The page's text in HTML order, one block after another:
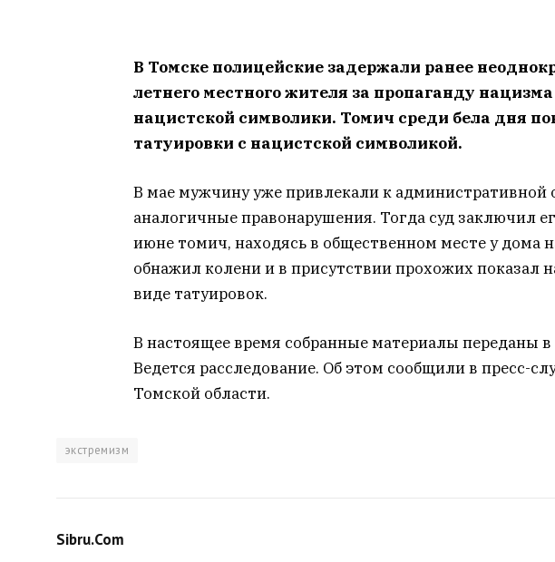
В Томске полицейские задержали ранее
летнего местного жителя за пропаганду
нацистской символики. Томич среди бела дня
татуировки с нацистской символикой.
В мае мужчину уже привлекали к административной
аналогичные правонарушения. Тогда суд заключил
июне томич, находясь в общественном месте у дома
обнажил колени и в присутствии прохожих показал
виде татуировок.
В настоящее время собранные материалы переданы
Ведется расследование. Об этом сообщили в пресс-
Томской области.
экстремизм
Sibru.Com